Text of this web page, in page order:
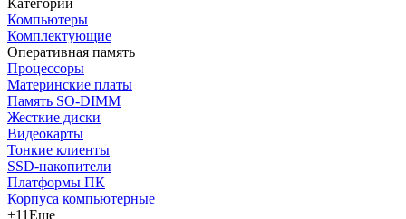
Категории
Компьютеры
Комплектующие
Оперативная память
Процессоры
Материнские платы
Память SO-DIMM
Жесткие диски
Видеокарты
Тонкие клиенты
SSD-накопители
Платформы ПК
Корпуса компьютерные
+11Еще